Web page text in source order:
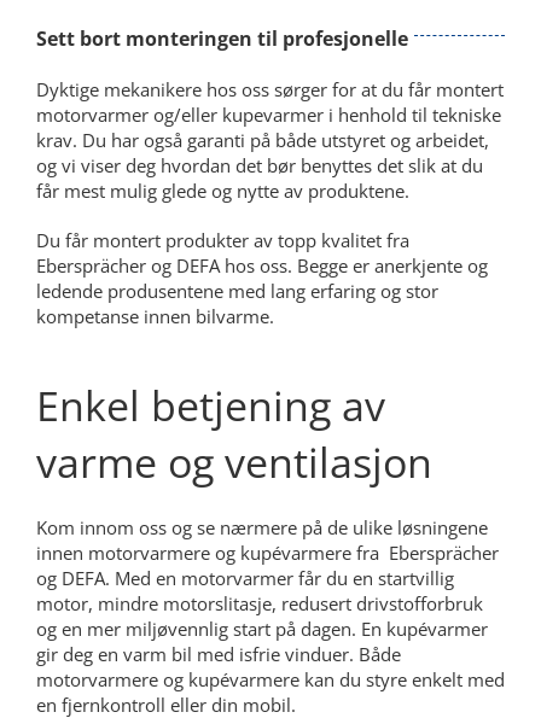
Sett bort monteringen til profesjonelle
Dyktige mekanikere hos oss sørger for at du får montert
motorvarmer og/eller kupevarmer i henhold til tekniske
krav. Du har også garanti på både utstyret og arbeidet,
og vi viser deg hvordan det bør benyttes det slik at du
får mest mulig glede og nytte av produktene.
Du får montert produkter av topp kvalitet fra
Ebersprächer og DEFA hos oss. Begge er anerkjente og
ledende produsentene med lang erfaring og stor
kompetanse innen bilvarme.
Enkel betjening av
varme og ventilasjon
Kom innom oss og se nærmere på de ulike løsningene
innen motorvarmere og kupévarmere fra Ebersprächer
og DEFA. Med en motorvarmer får du en startvillig
motor, mindre motorslitasje, redusert drivstofforbruk
og en mer miljøvennlig start på dagen. En kupévarmer
gir deg en varm bil med isfrie vinduer. Både
motorvarmere og kupévarmere kan du styre enkelt med
en fjernkontroll eller din mobil.